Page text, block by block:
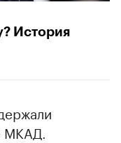
История
МКАД.